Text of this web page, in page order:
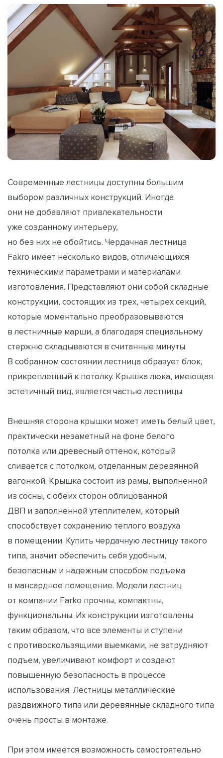
Современные лестницы доступны большим
выбором различных конструкций. Иногда
они не добавляют привлекательности
уже созданному интерьеру,
но без них не обойтись. Чердачная лестница
Fakro имеет несколько видов, отличающихся
техническими параметрами и материалами
изготовления. Представляют они собой складные
конструкции, состоящих из трех, четырех секций,
которые моментально преобразовываются
в лестничные марши, а благодаря специальному
стержню складываются в считанные минуты.
В собранном состоянии лестница образует блок,
прикрепленный к потолку. Крышка люка, имеющая
эстетичный вид, является частью лестницы.
Внешняя сторона крышки может иметь белый цвет,
практически незаметный на фоне белого
потолка или древесный оттенок, который
сливается с потолком, отделанным деревянной
вагонкой. Крышка состоит из рамы, выполненной
из сосны, с обеих сторон облицованной
ДВП и заполненной утеплителем, который
способствует сохранению теплого воздуха
в помещении. Купить чердачную лестницу такого
типа, значит обеспечить себя удобным,
безопасным и надежным способом подъема
в мансардное помещение. Модели лестниц
от компании Farko прочны, компактны,
функциональны. Их конструкции изготовлены
таким образом, что все элементы и ступени
с противоскользящими выемками, не затрудняют
подъем, увеличивают комфорт и создают
повышенную безопасность в процессе
использования. Лестницы металлические
раздвижного типа или деревянные складного типа
очень просты в монтаже.
При этом имеется возможность самостоятельно